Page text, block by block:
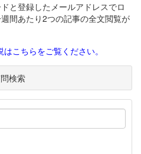
と登録したメールアドレスでロ
間あたり2つの記事の全文閲覧が
こちらをご覧ください。
検索